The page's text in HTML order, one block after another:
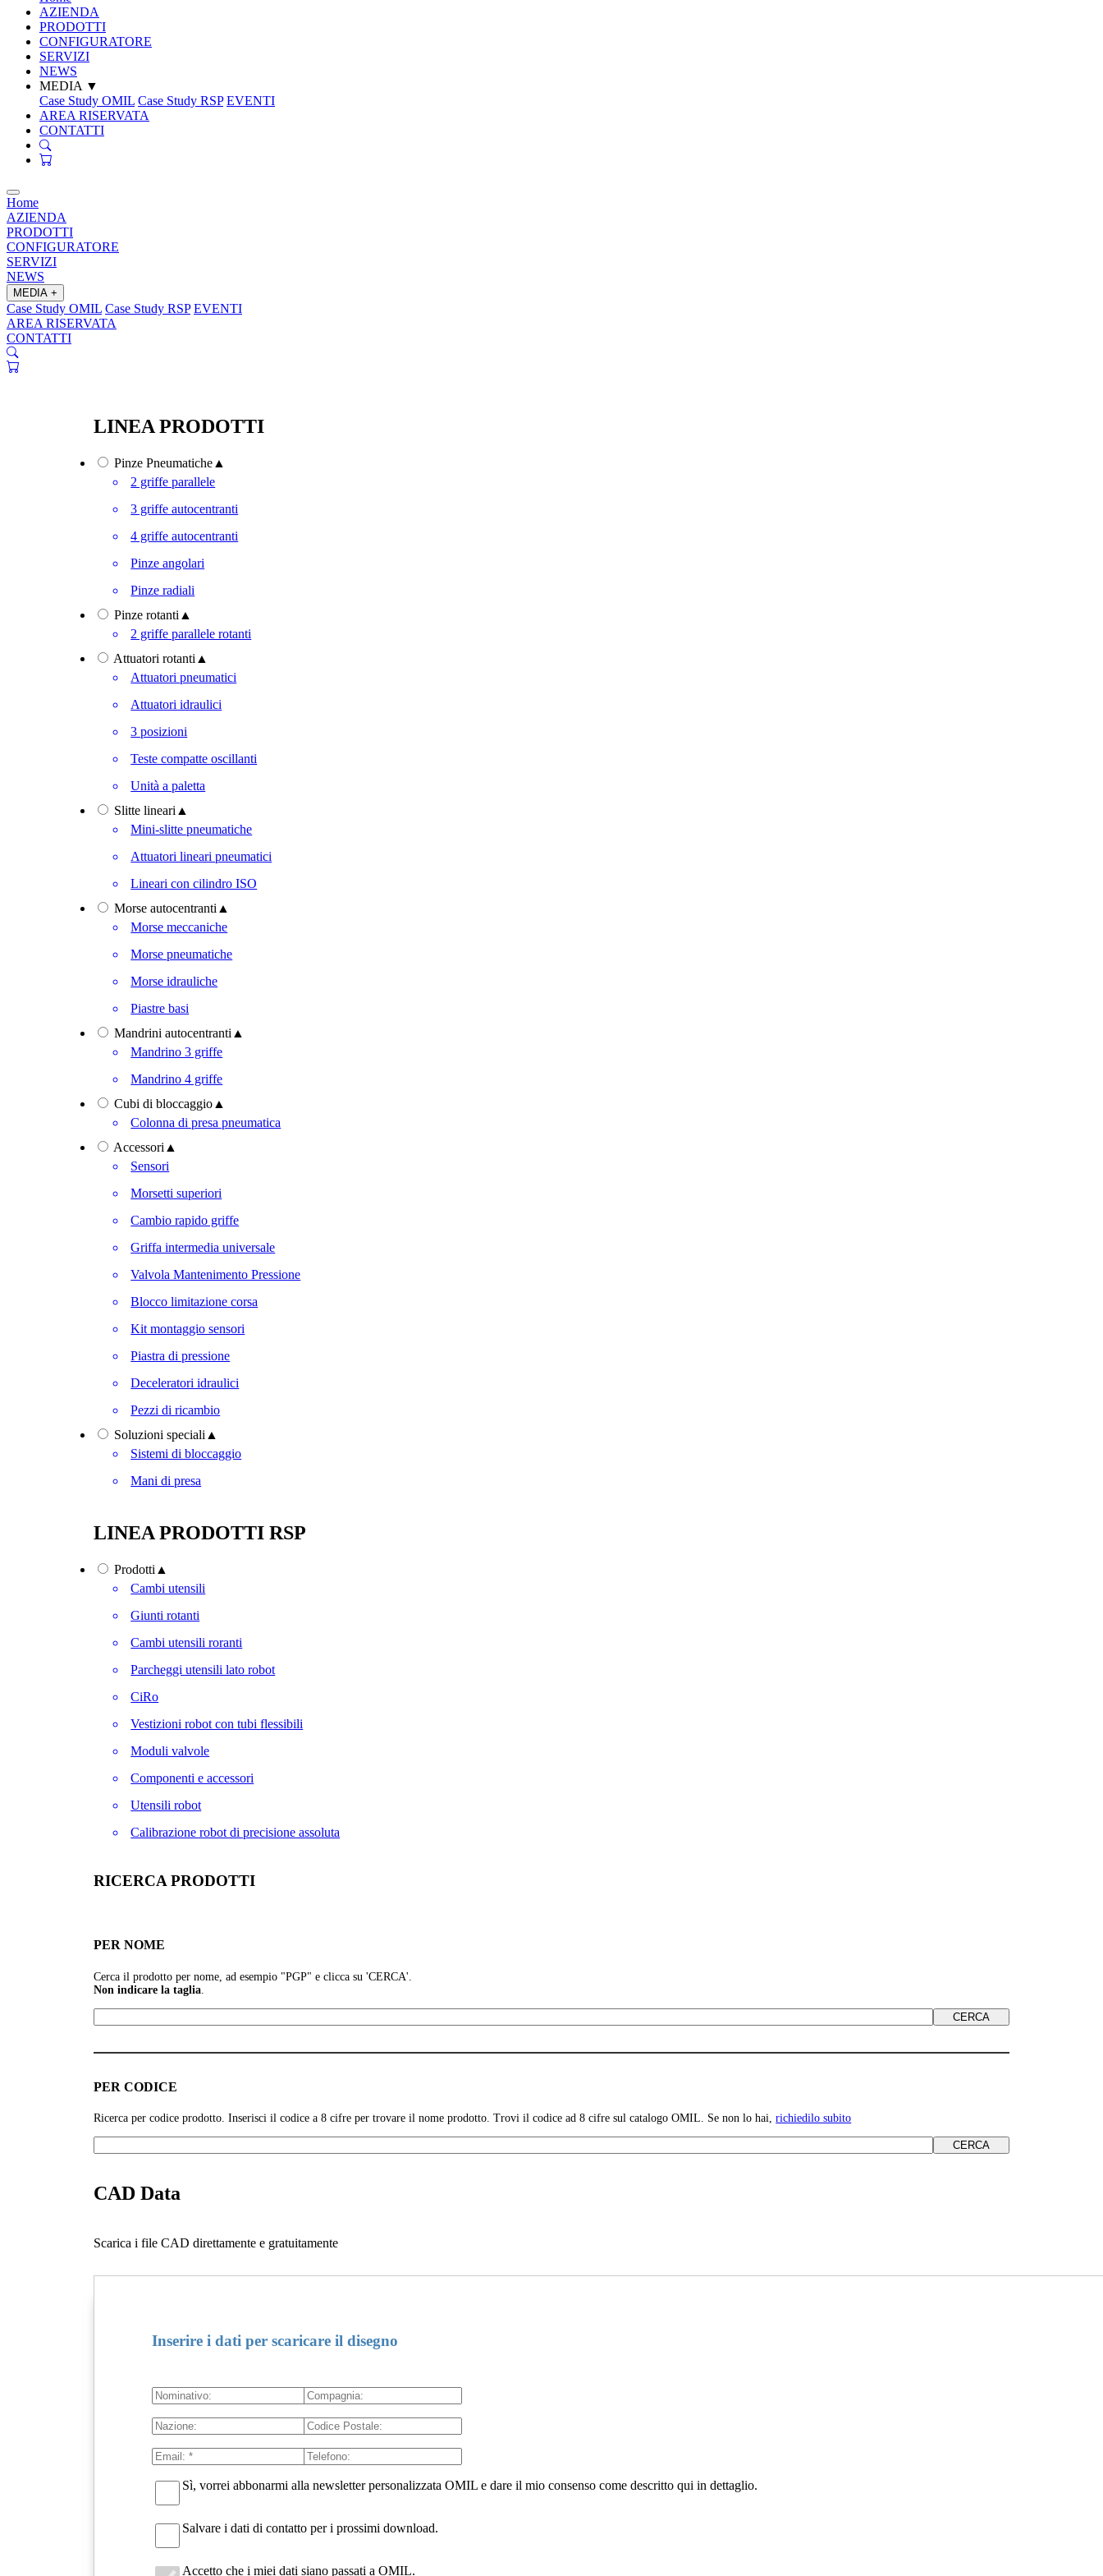
AZIENDA
PRODOTTI
CONFIGURATORE
SERVIZI
NEWS
MEDIA ▼
Case Study OMIL Case Study RSP EVENTI
AREA RISERVATA
CONTATTI
Home
AZIENDA
PRODOTTI
CONFIGURATORE
SERVIZI
NEWS
MEDIA +
Case Study OMIL Case Study RSP EVENTI
AREA RISERVATA
CONTATTI
LINEA PRODOTTI
Pinze Pneumatiche ▲
2 griffe parallele
3 griffe autocentranti
4 griffe autocentranti
Pinze angolari
Pinze radiali
Pinze rotanti ▲
2 griffe parallele rotanti
Attuatori rotanti ▲
Attuatori pneumatici
Attuatori idraulici
3 posizioni
Teste compatte oscillanti
Unità a paletta
Slitte lineari ▲
Mini-slitte pneumatiche
Attuatori lineari pneumatici
Lineari con cilindro ISO
Morse autocentranti ▲
Morse meccaniche
Morse pneumatiche
Morse idrauliche
Piastre basi
Mandrini autocentranti ▲
Mandrino 3 griffe
Mandrino 4 griffe
Cubi di bloccaggio ▲
Colonna di presa pneumatica
Accessori ▲
Sensori
Morsetti superiori
Cambio rapido griffe
Griffa intermedia universale
Valvola Mantenimento Pressione
Blocco limitazione corsa
Kit montaggio sensori
Piastra di pressione
Deceleratori idraulici
Pezzi di ricambio
Soluzioni speciali ▲
Sistemi di bloccaggio
Mani di presa
LINEA PRODOTTI RSP
Prodotti ▲
Cambi utensili
Giunti rotanti
Cambi utensili roranti
Parcheggi utensili lato robot
CiRo
Vestizioni robot con tubi flessibili
Moduli valvole
Componenti e accessori
Utensili robot
Calibrazione robot di precisione assoluta
RICERCA PRODOTTI
PER NOME
Cerca il prodotto per nome, ad esempio "PGP" e clicca su 'CERCA'.
Non indicare la taglia
PER CODICE
Ricerca per codice prodotto. Inserisci il codice a 8 cifre per trovare il nome prodotto. Trovi il codice ad 8 cifre sul catalogo OMIL. Se non lo hai,richiedilo subito
CAD Data
Scarica i file CAD direttamente e gratuitamente
Inserire i dati per scaricare il disegno
Sì, vorrei abbonarmi alla newsletter personalizzata OMIL e dare il mio consenso come descritto qui in dettaglio.
Salvare i dati di contatto per i prossimi download.
Accetto che i miei dati siano passati a OMIL.